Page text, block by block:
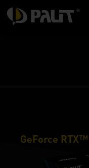
GeForce